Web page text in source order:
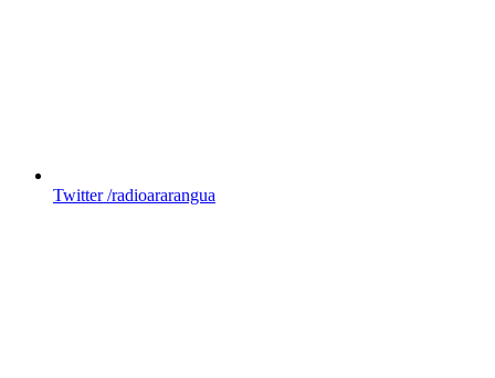
Twitter /radioararangua